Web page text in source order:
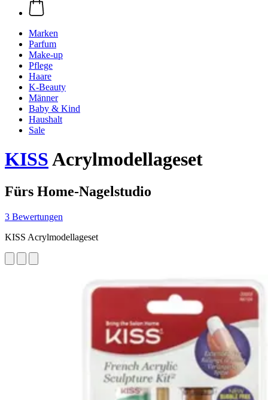
Marken
Parfum
Make-up
Pflege
Haare
K-Beauty
Männer
Baby & Kind
Haushalt
Sale
KISSAcrylmodellageset
Fürs Home-Nagelstudio
3 Bewertungen
KISS Acrylmodellageset